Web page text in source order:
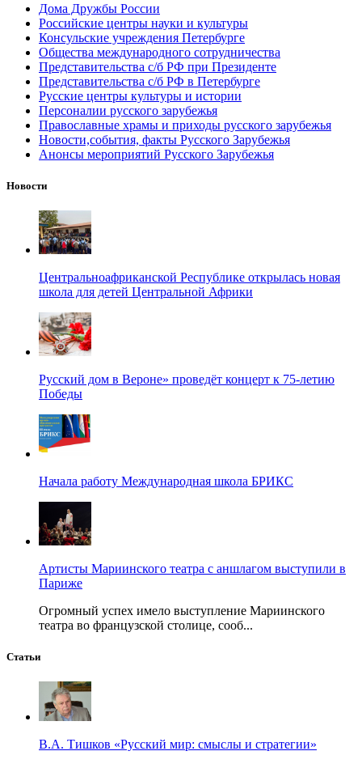
Дома Дружбы России
Российские центры науки и культуры
Консульские учреждения Петербурге
Общества международного сотрудничества
Представительства с/б РФ при Президенте
Представительства с/б РФ в Петербурге
Русские центры культуры и истории
Персоналии русского зарубежья
Православные храмы и приходы русского зарубежья
Новости,события, факты Русского Зарубежья
Анонсы мероприятий Русского Зарубежья
Новости
Центральноафриканской Республике открылась новая
школа для детей Центральной Африки
Русский дом в Вероне» проведёт концерт к 75-летию
Победы
Начала работу Международная школа БРИКС
Артисты Мариинского театра с аншлагом выступили в
Париже
Огромный успех имело выступление Мариинского
театра во французской столице, сооб...
Статьи
В.А. Тишков «Русский мир: смыслы и стратегии»